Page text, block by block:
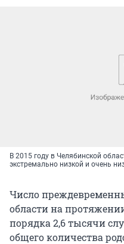
В 2015 году в Челябинской
экстремально низкой и очень
Число
области на
порядка 2,6 тысячи
общего количества